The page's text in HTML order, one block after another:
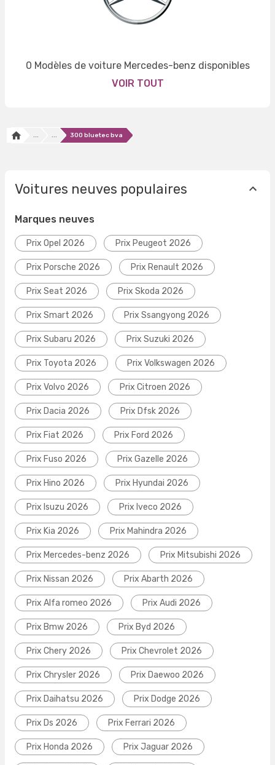
0 Modèles de voiture Mercedes-benz disponibles
VOIR TOUT
... ... 300 bluetec bva
Voitures neuves populaires
Marques neuves
Prix Opel 2026 Prix Peugeot 2026
Prix Porsche 2026 Prix Renault 2026
Prix Seat 2026 Prix Skoda 2026
Prix Smart 2026 Prix Ssangyong 2026
Prix Subaru 2026 Prix Suzuki 2026
Prix Toyota 2026 Prix Volkswagen 2026
Prix Volvo 2026 Prix Citroen 2026
Prix Dacia 2026 Prix Dfsk 2026
Prix Fiat 2026 Prix Ford 2026
Prix Fuso 2026 Prix Gazelle 2026
Prix Hino 2026 Prix Hyundai 2026
Prix Isuzu 2026 Prix Iveco 2026
Prix Kia 2026 Prix Mahindra 2026
Prix Mercedes-benz 2026 Prix Mitsubishi 2026
Prix Nissan 2026 Prix Abarth 2026
Prix Alfa romeo 2026 Prix Audi 2026
Prix Bmw 2026 Prix Byd 2026
Prix Chery 2026 Prix Chevrolet 2026
Prix Chrysler 2026 Prix Daewoo 2026
Prix Daihatsu 2026 Prix Dodge 2026
Prix Ds 2026 Prix Ferrari 2026
Prix Honda 2026 Prix Jaguar 2026